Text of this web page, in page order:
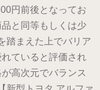
円前後となってお
と同等もしくは少
踏まえた上でバリア
ていると評価され
高次元でバランス